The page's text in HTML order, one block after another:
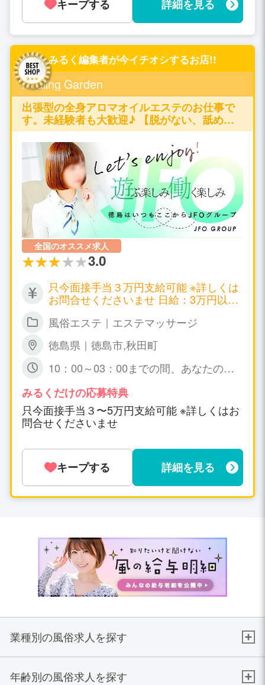
キープする 詳細を見る
みるく編集者が今イチオシするお店!!
Healing Garden
出張型の全身アロマオイルエステのお仕事で
す。未経験者も大歓迎♪ 【脱がない、舐めな
い、触られない】の仕事が可能です♪
全国のオススメ求人
3.0
只今面接手当３万円支給可能 ※詳しくは
お問合せくださいませ 日給：3万円以上
風俗エステ｜エステマッサージ
徳島県｜徳島市,秋田町
10：00～03：00までの間、あなたの可
すょ☆ 特に、規定はありません。
みるくだけの応募特典
只今面接手当３〜5万円支給可能 ※詳しくはお
問合せくださいませ
キープする 詳細を見る
業種別の風俗求人を探す
年齢別の風俗求人を探す